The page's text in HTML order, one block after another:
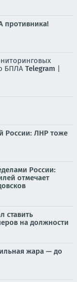
противника!
БПЛА Telegram |
России: ЛНР тоже
России:
отмечает
ставить
на должности
жара — до